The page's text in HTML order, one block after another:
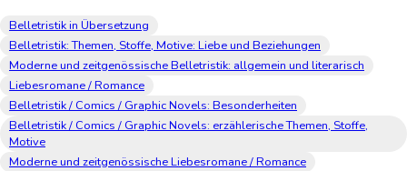
Belletristik in Übersetzung
Belletristik: Themen, Stoffe, Motive: Liebe und Beziehungen
Moderne und zeitgenössische Belletristik: allgemein und literarisch
Liebesromane / Romance
Belletristik / Comics / Graphic Novels: Besonderheiten
Belletristik / Comics / Graphic Novels: erzählerische Themen, Stoffe,
Motive
Moderne und zeitgenössische Liebesromane / Romance